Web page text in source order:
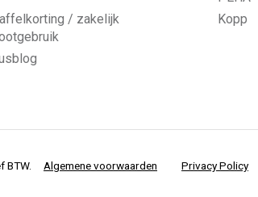
/ zakelijk
Kopp
BTW. Algemene voorwaarden Privacy Policy